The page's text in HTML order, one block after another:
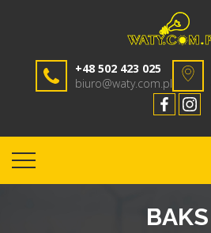
+48 502 423 025
biuro@waty.com.pl
BAKS